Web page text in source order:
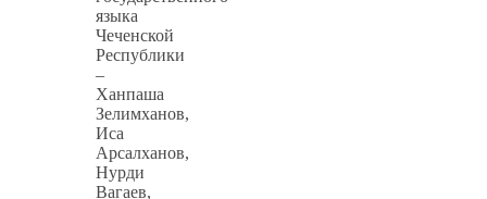
языка
Чеченской
Республики
–
Ханпаша
Зелимханов,
Иса
Арсалханов,
Нурди
Вагаев,